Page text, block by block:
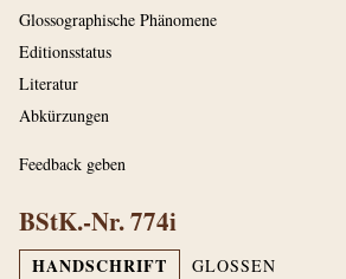
Glossographische Phänomene
Editionsstatus
Literatur
Abkürzungen
Feedback geben
BStK.-Nr. 774i
HANDSCHRIFT GLOSSEN